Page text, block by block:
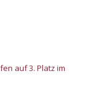
auf 3. Platz im